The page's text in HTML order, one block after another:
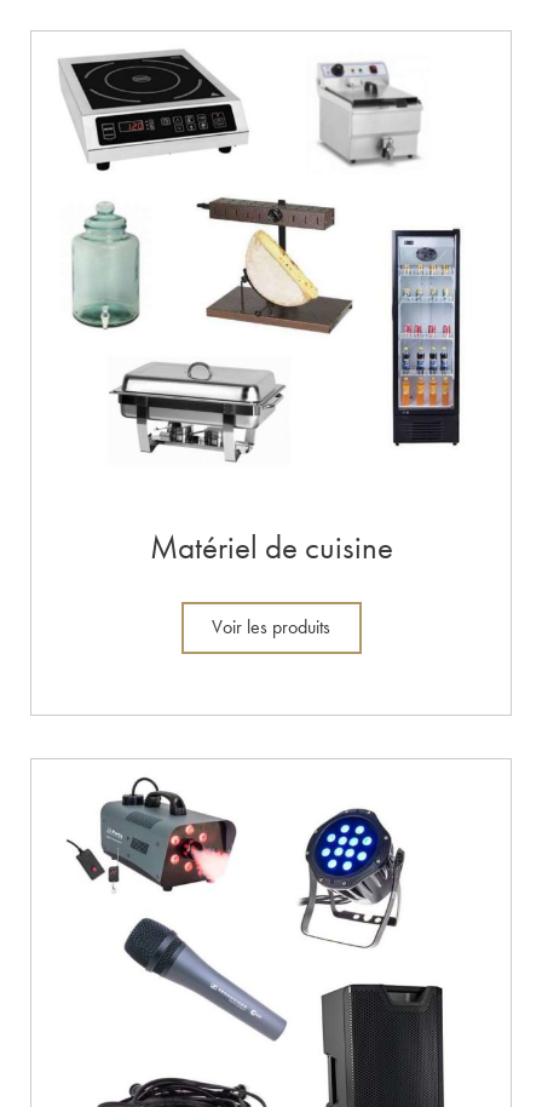
Matériel de cuisine
Voir les produits